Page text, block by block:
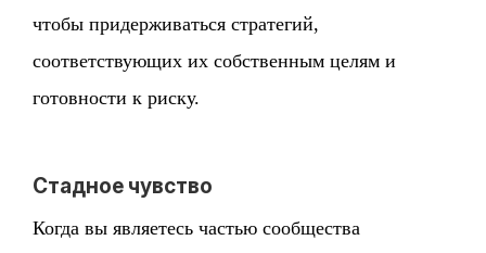
чтобы придерживаться стратегий,
соответствующих их собственным целям и
готовности к риску.
Стадное чувство
Когда вы являетесь частью сообщества